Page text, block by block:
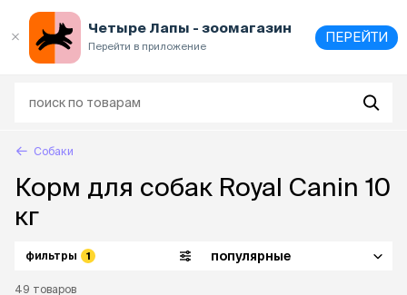
Четыре Лапы - зоомагазин
Перейти в приложение
ПЕРЕЙТИ
Собаки
Корм для собак Royal Canin 10
кг
49 товаров
фильтры 1 популярные